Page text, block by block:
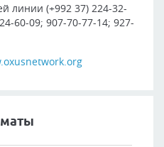
линии (+992 37) 224-32-
60-09; 907-70-77-14; 927-